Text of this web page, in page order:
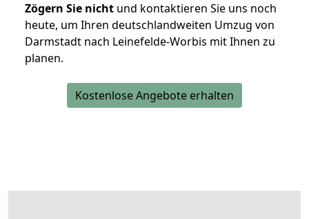
Zögern Sie nicht und kontaktieren Sie uns noch
heute, um Ihren deutschlandweiten Umzug von
Darmstadt nach Leinefelde-Worbis mit Ihnen zu
planen.
Kostenlose Angebote erhalten